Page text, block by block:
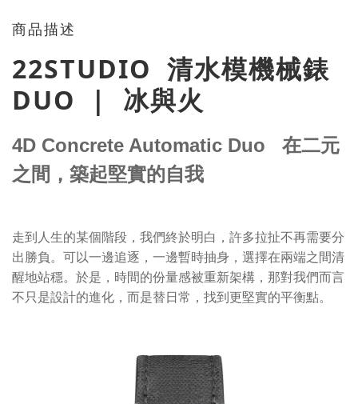
商品描述
22STUDIO 清水模機械錶
DUO | 冰與火
4D Concrete Automatic Duo 在二元
之間，築起堅實的自我
走到人生的某個階段，我們終於明白，許多拉扯不再需要分
出勝負。可以一邊追逐，一邊暫時抽身，選擇在兩端之間清
醒地站穩。 於是，時間的份量感被重新架構，那對我們而言
不只是設計的進化，而是替日常，找到更堅實的平衡點。